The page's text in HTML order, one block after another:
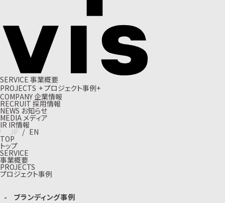
SERVICE 事業概要
PROJECTS +プロジェクト事例+
COMPANY企業情報
RECRUIT 採用情報
NEWS お知らせ
MEDIA メディア
IR IR情報
JP / EN
TOP
トップ
SERVICE
事業概要
PROJECTS
プロジェクト事例
ブランディング事例